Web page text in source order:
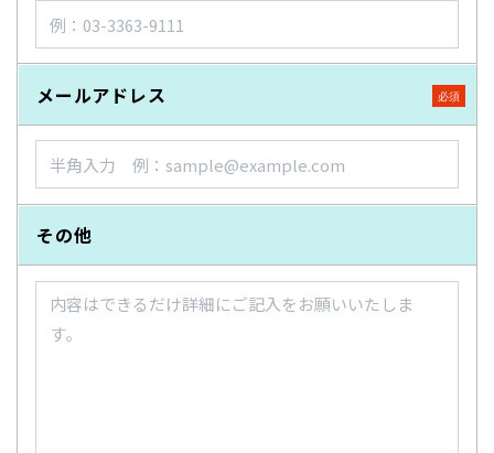
メールアドレス
その他